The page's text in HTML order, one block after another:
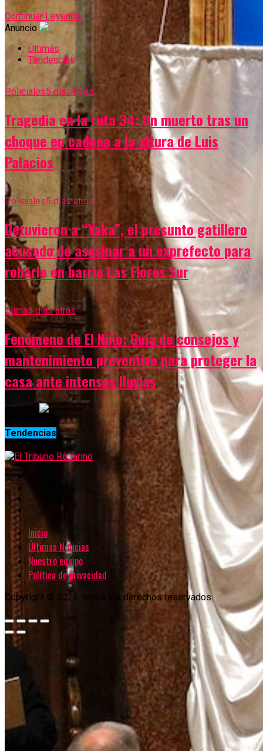
Continuar Leyendo
Anuncio
Últimas
Tendencias
Policiales5 días atrás
Tragedia en la ruta 34: Un muerto tras un
choque en cadena a la altura de Luis
Palacios
Policiales5 días atrás
Detuvieron a “Yaka”, el presunto gatillero
acusado de asesinar a un exprefecto para
robarle en barrio Las Flores Sur
Clima5 días atrás
Fenómeno de El Niño: Guía de consejos y
mantenimiento preventivo para proteger la
casa ante intensas lluvias
Anuncio
Tendencias
Inicio
Últimas Noticias
Nuestro equipo
Política de privacidad
Copyright © 2021. todos los derechos reservados.